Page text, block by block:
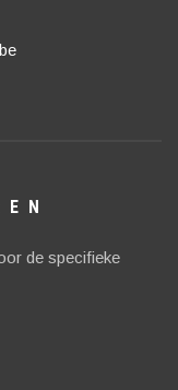
de specifieke